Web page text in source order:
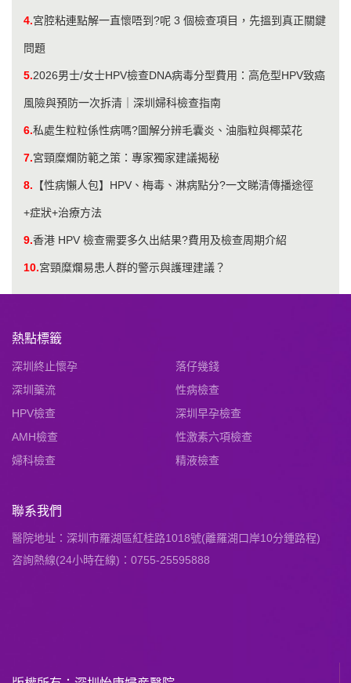
4.宮腔粘連點解一直懷唔到?呢 3 個檢查項目，先搵到真正關鍵
問題
5.2026男士/女士HPV檢查DNA病毒分型費用：高危型HPV致癌
風險與預防一次拆清｜深圳婦科檢查指南
6.私處生粒粒係性病嗎?圖解分辨毛囊炎、油脂粒與椰菜花
7.宮頸糜爛防範之策：專家獨家建議揭秘
8. 【性病懶人包】HPV、梅毒、淋病點分?一文睇清傳播途徑
+症狀+治療方法
9.香港 HPV 檢查需要多久出結果?費用及檢查周期介紹
10.宮頸糜爛易患人群的警示與護理建議？
熱點標籤
深圳終止懷孕
落仔幾錢
深圳藥流
性病檢查
HPV檢查
深圳早孕檢查
AMH檢查
性激素六項檢查
婦科檢查
精液檢查
聯系我們
醫院地址：深圳市羅湖區紅桂路1018號(離羅湖口岸10分鍾路程)
咨詢熱線(24小時在線)：0755-25595888